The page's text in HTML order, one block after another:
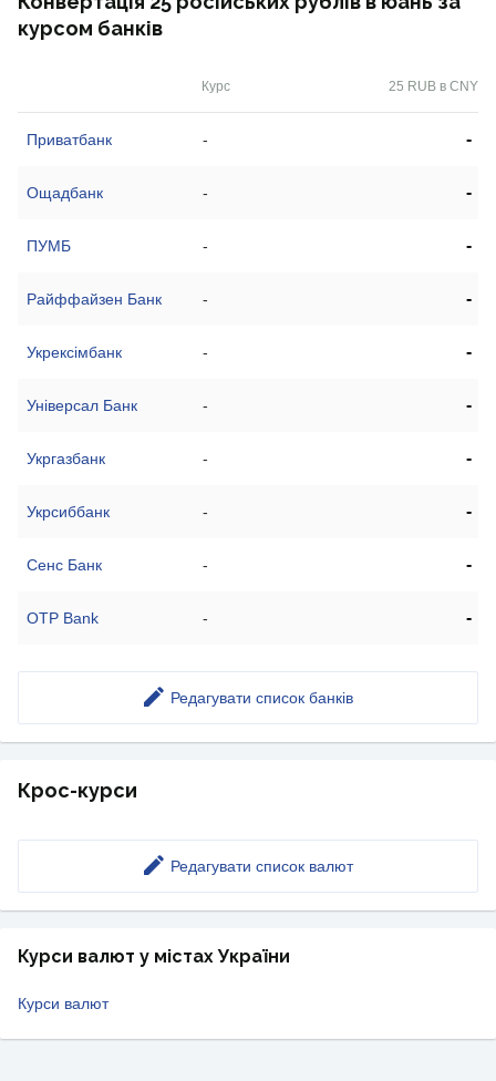
курсом банків
Курс 25 RUB в CNY
Приватбанк - -
Ощадбанк - -
ПУМБ - -
Райффайзен Банк - -
Укрексімбанк - -
Універсал Банк - -
Укргазбанк - -
Укрсиббанк - -
Сенс Банк - -
OTP Bank - -
Редагувати список банків
Крос-курси
Редагувати список валют
Курси валют у містах України
Курси валют